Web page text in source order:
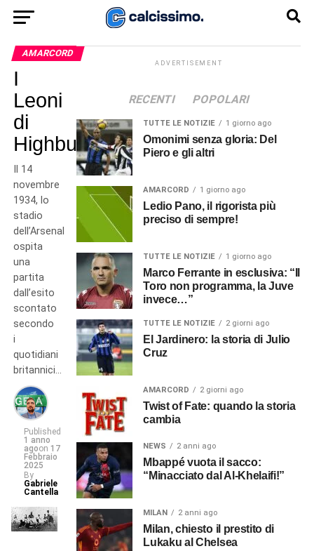
AMARCORD
I
Leoni
di
Highbury
Il 14
novembre
1934, lo
stadio
dell’Arsenal
ospita
una
partita
dall’esito
scontato
secondo
i
quotidiani
britannici…
Published
1 anno
agoon 17
Febbraio
2025
By
Gabriele
Cantella
ADVERTISEMENT
RECENTI POPOLARI
TUTTE LE NOTIZIE 1 giorno ago
Omonimi senza gloria: Del
Piero e gli altri
AMARCORD 1 giorno ago
Ledio Pano, il rigorista più
preciso di sempre!
TUTTE LE NOTIZIE 1 giorno ago
Marco Ferrante in esclusiva: “Il
Toro non programma, la Juve
invece…”
TUTTE LE NOTIZIE 2 giorni ago
El Jardinero: la storia di Julio
Cruz
AMARCORD 2 giorni ago
Twist of Fate: quando la storia
cambia
NEWS 2 anni ago
Mbappé vuota il sacco:
“Minacciato dal Al-Khelaifi!”
MILAN 2 anni ago
Milan, chiesto il prestito di
Lukaku al Chelsea